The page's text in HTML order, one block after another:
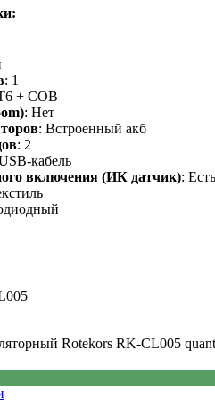
: 1
+ COB
: Нет
: Встроенный акб
: 2
кабель
включения (ИК датчик): Есть
Rotekors RK-CL005